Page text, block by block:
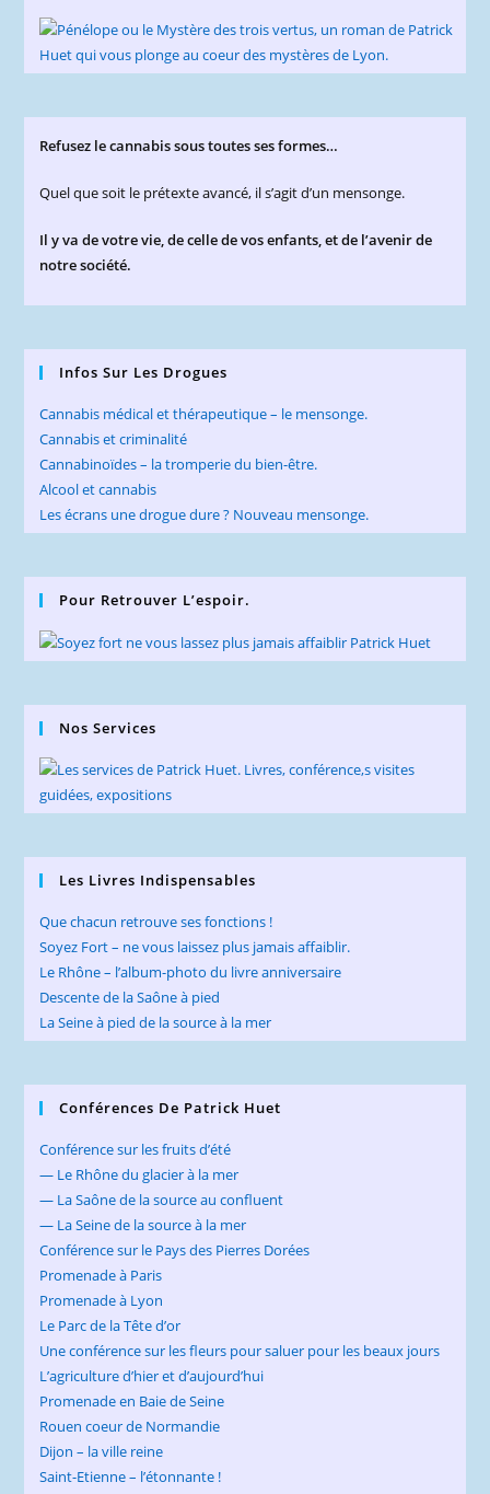
Refusez le cannabis sous toutes ses formes…
Quel que soit le prétexte avancé, il s’agit d’un mensonge.
Il y va de votre vie, de celle de vos enfants, et de l’avenir de
notre société.
Infos Sur Les Drogues
Cannabis médical et thérapeutique – le mensonge.
Cannabis et criminalité
Cannabinoïdes – la tromperie du bien-être.
Alcool et cannabis
Les écrans une drogue dure ? Nouveau mensonge.
Pour Retrouver L’espoir.
Nos Services
Les Livres Indispensables
Que chacun retrouve ses fonctions !
Soyez Fort – ne vous laissez plus jamais affaiblir.
Le Rhône – l’album-photo du livre anniversaire
Descente de la Saône à pied
La Seine à pied de la source à la mer
Conférences De Patrick Huet
Conférence sur les fruits d’été
— Le Rhône du glacier à la mer
— La Saône de la source au confluent
— La Seine de la source à la mer
Conférence sur le Pays des Pierres Dorées
Promenade à Paris
Promenade à Lyon
Le Parc de la Tête d’or
Une conférence sur les fleurs pour saluer pour les beaux jours
L’agriculture d’hier et d’aujourd’hui
Promenade en Baie de Seine
Rouen coeur de Normandie
Dijon – la ville reine
Saint-Etienne – l’étonnante !